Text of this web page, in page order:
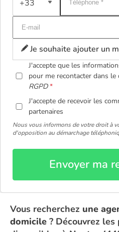
+33
Je souhaite ajouter un
J'accepte que les
pour me recontacter dans le
RGPD
J'accepte de recevoir les
partenaires
Nous vous informons de votre droit à
d'opposition au démarchage
Envoyer ma
Vous recherchez une
domicile ? Découvrez